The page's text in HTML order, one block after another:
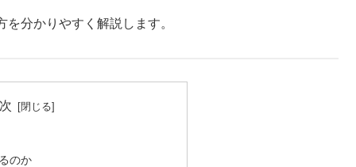
分かりやすく解説します。
のか